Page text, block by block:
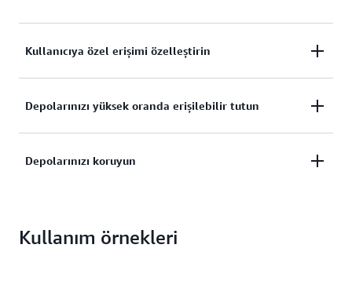
barındırmaya, bakımlarını yapmaya, yedeklemeye
veya ölçeklendirmeye gerek yok.
Kullanıcıya özel erişimi özelleştirin
dosyalarla depolarınız için kullanıcıya özel erişim
ayarlayın.
Depolarınızı yüksek oranda erişilebilir tutun
depolarınızı yüksek oranda kullanılabilir ve
Depolarınızı koruyun
Kullanım örnekleri